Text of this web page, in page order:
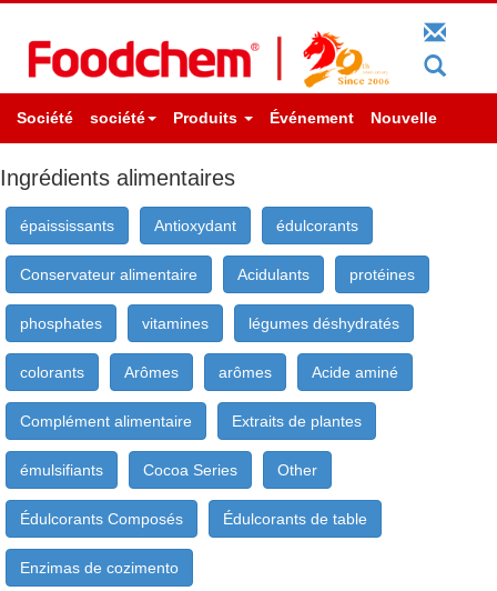
Société société Produits Événement Nouvelle
Ingrédients alimentaires
épaississants Antioxydant édulcorants
Conservateur alimentaire Acidulants protéines
phosphates vitamines légumes déshydratés
colorants Arômes arômes Acide aminé
Complément alimentaire Extraits de plantes
émulsifiants Cocoa Series Other
Édulcorants Composés Édulcorants de table
Enzimas de cozimento